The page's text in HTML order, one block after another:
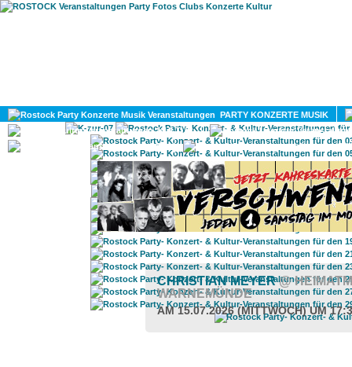
PARTY KONZERTE MUSIK
KULTUR
GAY
CHRISTIAN MEYER@
WARNEMÜNDE
AM 15.07.2026 (MITTWOCH) UM